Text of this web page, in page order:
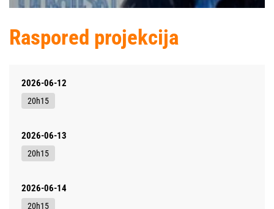
Raspored projekcija
2026-06-12
20h15
2026-06-13
20h15
2026-06-14
20h15